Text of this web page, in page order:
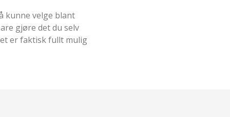
kunne velge blant
gjøre det du selv
er faktisk fullt mulig